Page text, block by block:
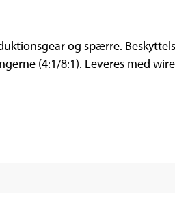
og spærre.
(4:1/8:1). Leveres med